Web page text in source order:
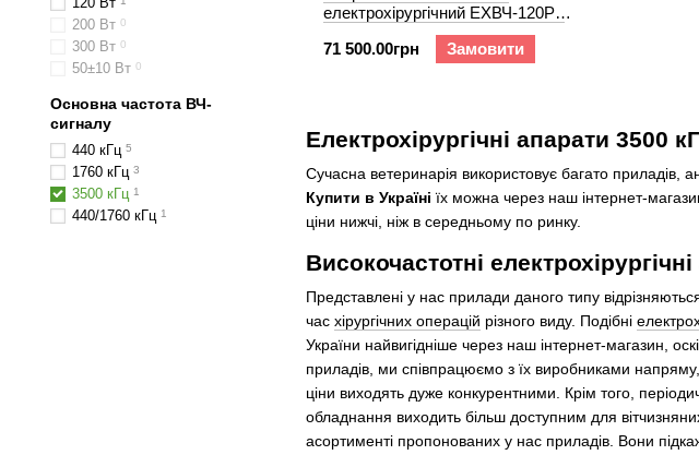
Електрохірургічні апарати 3500
Сучасна ветеринарія використовує багато приладів,
Купити в Україні їх можна через наш інтернет-
ціни нижчі, ніж в середньому по ринку.
Високочастотні
Представлені у нас прилади даного типу
час хірургічних операцій різного виду. Подібні
України найвигідніше через наш інтернет-магазин,
приладів, ми співпрацюємо з їх виробниками
ціни виходять дуже конкурентними. Крім того,
обладнання виходить більш доступним для
асортименті пропонованих у нас приладів. Вони
електрохiрургiчний ЕХВЧ-120РХ
3,5 МГц "Надія-4"
71 500.00грн
Замовити
200 Вт 0
300 Вт 0
50±10 Вт 0
Основна частота ВЧ-
сигналу
440 кГц 5
1760 кГц 3
3500 кГц 1
440/1760 кГц 1